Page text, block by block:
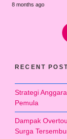
8 months ago
RECENT
Strategi
Pemula
Dampak
Surga